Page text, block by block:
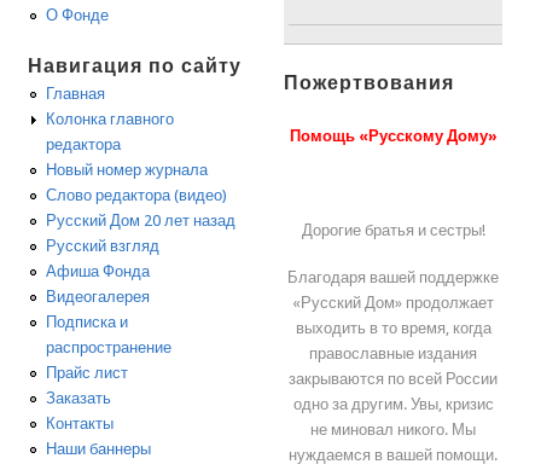
О Фонде
Навигация по сайту
Главная
Колонка главного
редактора
Новый номер журнала
Слово редактора (видео)
Русский Дом 20 лет назад
Русский взгляд
Афиша Фонда
Видеогалерея
Подписка и
распространение
Прайс лист
Заказать
Контакты
Наши баннеры
Пожертвования
Помощь «Русскому Дому»
Дорогие братья и сестры!
Благодаря вашей поддержке
«Русский Дом» продолжает
выходить в то время, когда
православные издания
закрываются по всей России
одно за другим. Увы, кризис
не миновал никого. Мы
нуждаемся в вашей помощи.